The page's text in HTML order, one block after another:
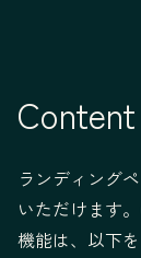
ランディング
いただけます
機能は、以下